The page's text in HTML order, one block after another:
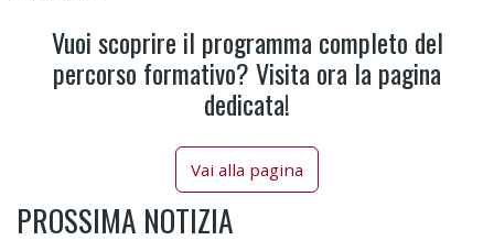
Vuoi scoprire il programma completo del
percorso formativo? Visita ora la pagina
dedicata!
Vai alla pagina
PROSSIMA NOTIZIA